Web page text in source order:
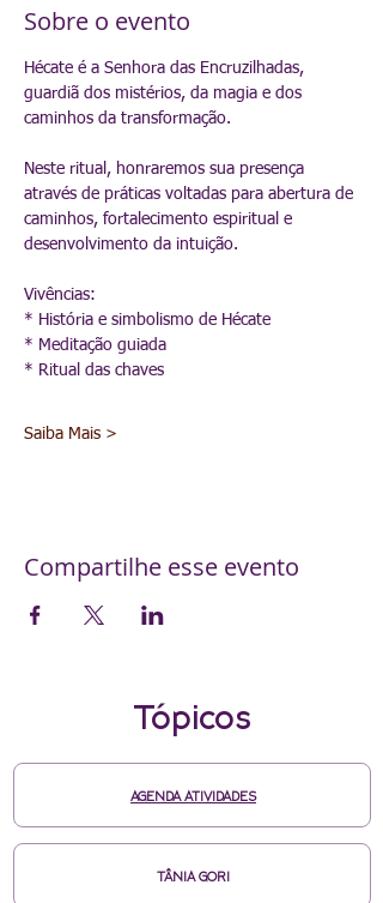
Sobre o evento
Hécate é a Senhora das Encruzilhadas,
guardiã dos mistérios, da magia e dos
caminhos da transformação.
Neste ritual, honraremos sua presença
através de práticas voltadas para abertura de
caminhos, fortalecimento espiritual e
desenvolvimento da intuição.
Vivências:
* História e simbolismo de Hécate
* Meditação guiada
* Ritual das chaves
Saiba Mais >
Compartilhe esse evento
Tópicos
AGENDA ATIVIDADES
TÂNIA GORI